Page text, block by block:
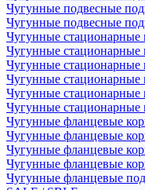
Чугунные подвесные
Чугунные подвесные
Чугунные стационарные
Чугунные
Чугунные
Чугунные
Чугунные
Чугунные
Чугунные фланцевые
Чугунные фланцевые
Чугунные фланцевые
Чугунные фланцевые
Чугунные фланцевые